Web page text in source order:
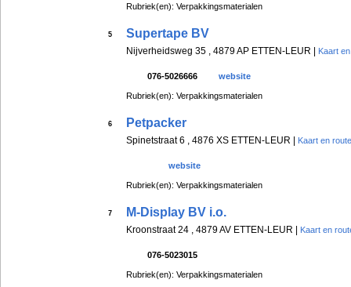
Rubriek(en): Verpakkingsmaterialen
5 Supertape BV
Nijverheidsweg 35 , 4879 AP ETTEN-LEUR | Kaart
076-5026666 website
Rubriek(en): Verpakkingsmaterialen
6 Petpacker
Spinetstraat 6 , 4876 XS ETTEN-LEUR | Kaart en route
website
Rubriek(en): Verpakkingsmaterialen
7 M-Display BV i.o.
Kroonstraat 24 , 4879 AV ETTEN-LEUR | Kaart en
076-5023015
Rubriek(en): Verpakkingsmaterialen